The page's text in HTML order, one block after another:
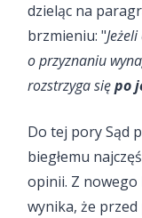
dzieląc na
brzmieniu: "
o przyznaniu
rozstrzyga siępo
Do tej pory Sąd
biegłemu
opinii. Z nowego
wynika, że